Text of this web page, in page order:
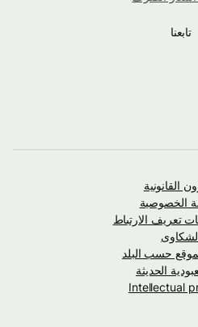
تابعنا
الارتباط
حسب البلد
الحديثة